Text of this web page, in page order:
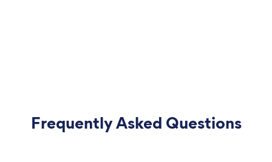
Frequently Asked Questions